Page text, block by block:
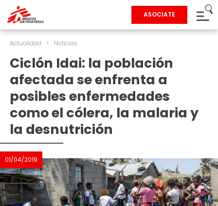
ASOCIATE
Actualidad > Noticias
Ciclón Idai: la población
afectada se enfrenta a
posibles enfermedades
como el cólera, la malaria y
la desnutrición
01/04/2019